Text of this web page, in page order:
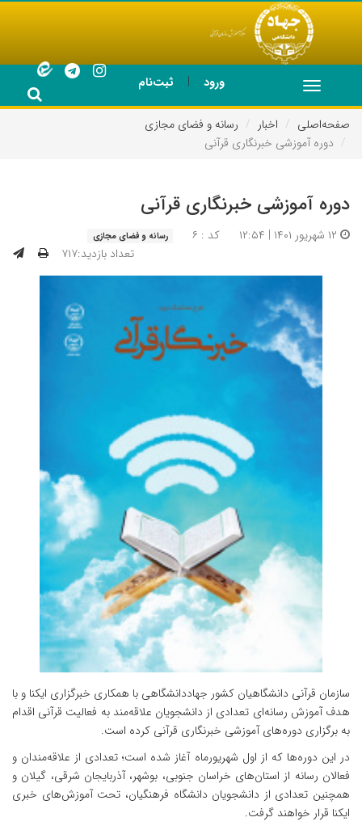
ورود | ثبت‌نام
Toggle
navigation
صفحه‌اصلی
اخبار
رسانه و فضای مجازی
دوره آموزشی خبرنگاری قرآنی
دوره آموزشی خبرنگاری قرآنی
کد : ۶ رسانه و فضای مجازی
تعداد بازدید:۷۱۷
سازمان قرآنی دانشگاهیان کشور جهاددانشگاهی با همکاری خبرگزاری ایکنا و با
هدف آموزش رسانه‌ای تعدادی از دانشجویان علاقه‌مند به فعالیت قرآنی اقدام
به برگزاری دوره‌های آموزشی خبرنگاری قرآنی کرده است.
در این دوره‌ها که از اول شهریورماه آغاز شده است؛ تعدادی از علاقه‌مندان و
فعالان رسانه از استان‌های خراسان جنوبی، بوشهر، آذربایجان شرقی، گیلان و
همچنین تعدادی از دانشجویان دانشگاه فرهنگیان، تحت آموزش‌های خبری
ایکنا قرار خواهند گرفت.